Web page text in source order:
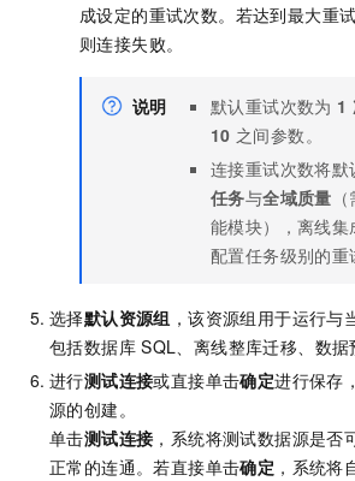
成设定的重试次数。若达到最大重
则连接失败。
说明 默认重试次数为 1
10 之间参数。
连接重试次数将默
任务与全域质量
能模块），离线
配置任务级别的重
选择默认资源组 ，该资源组用于运行与
包括数据库 SQL、离线整库迁移、数据
进行测试连接或直接单击确定进行保存
源的创建。
单击测试连接 ，系统将测试数据源是否
正常的连通。若直接单击确定 ，系统将